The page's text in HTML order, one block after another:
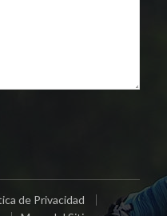
de Privacidad